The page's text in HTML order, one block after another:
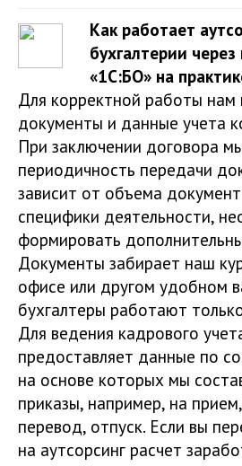
Как работает
бухгалтерии
«1С:БО» на
Для корректной работы нам
документы и данные учета
При заключении договора
периодичность передачи
зависит от объема
специфики деятельности,
формировать
Документы забирает наш
офисе или другом удобном
бухгалтеры работают
Для ведения кадрового
предоставляет данные по
на основе которых мы
приказы, например, на
перевод, отпуск. Если вы
на аутсорсинг расчет